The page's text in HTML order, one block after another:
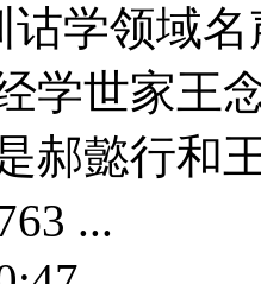
诂学领域
学世家王
郝懿行和
...